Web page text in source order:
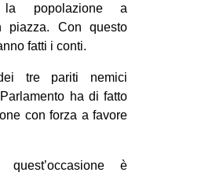
la popolazione a
piazza. Con questo
fatti i conti.
tre pariti nemici
ha di fatto
con forza a favore
è